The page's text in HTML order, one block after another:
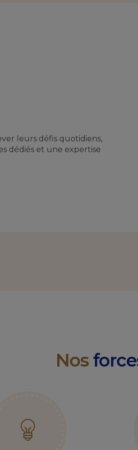
leurs défis quotidiens,
dédiés et une expertise
Nos